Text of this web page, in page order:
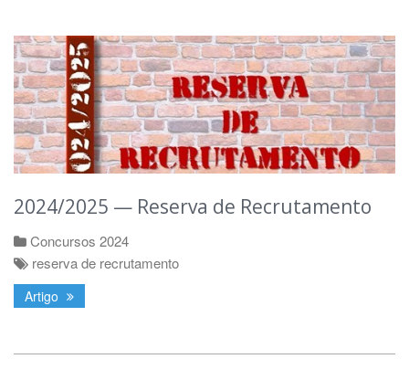
2024/2025 — Reserva de Recrutamento
Concursos 2024
reserva de recrutamento
Artigo